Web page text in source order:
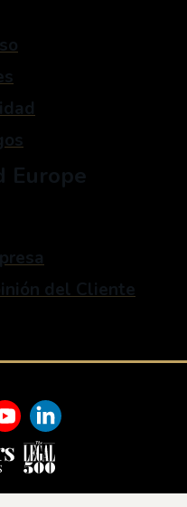
Europe
del Cliente